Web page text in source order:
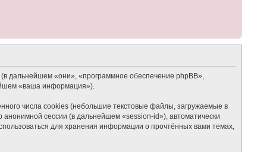
дальнейшем «они», «программное обеспечение phpBB»,
«ваша информация»).
числа cookies (небольшие текстовые файлы, загружаемые в
сессии (в дальнейшем «session-id»), автоматически
для хранения информации о прочтённых вами темах,